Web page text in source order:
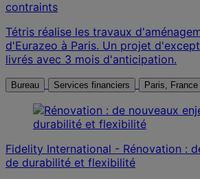
contraints
Tétris réalise les travaux
d'Eurazeo à Paris. Un projet
livrés avec 3 mois d'anticipation.
Bureau Services financiers Paris, France
Fidelity International - Rénovation :
de durabilité et flexibilité